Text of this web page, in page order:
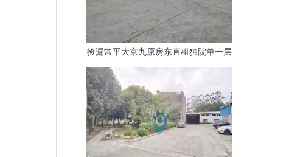
捡漏常平大京九原房东直租独院单一层
2300平超大空间精装修